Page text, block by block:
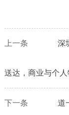
上一条 深
送达，商业与个
下一条 道